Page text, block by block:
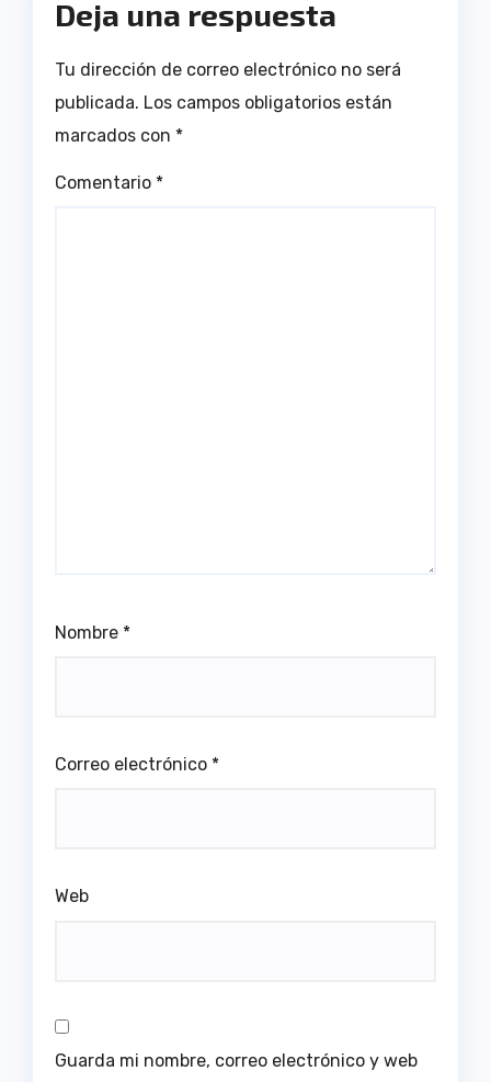
Deja una respuesta
Tu dirección de correo electrónico no será
publicada. Los campos obligatorios están
marcados con *
Comentario *
Nombre *
Correo electrónico *
Web
Guarda mi nombre, correo electrónico y web